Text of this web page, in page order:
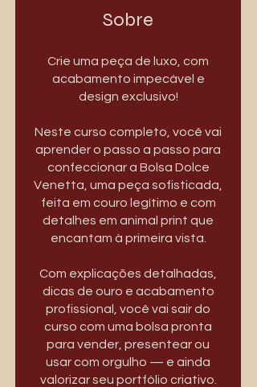
Sobre
Crie uma peça de luxo, com
acabamento impecável e
design exclusivo!
Neste curso completo, você vai
aprender o passo a passo para
confeccionar a Bolsa Dolce
Venetta, uma peça sofisticada,
feita em couro legítimo e com
detalhes em animal print que
encantam à primeira vista.
Com explicações detalhadas,
dicas de ouro e acabamento
profissional, você vai sair do
curso com uma bolsa pronta
para vender, presentear ou
usar com orgulho — e ainda
valorizar seu portfólio criativo.